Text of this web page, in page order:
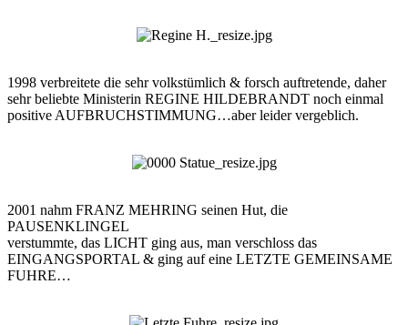
1998 verbreitete die sehr volkstümlich & forsch auftretende, daher
sehr beliebte Ministerin REGINE HILDEBRANDT noch einmal
positive AUFBRUCHSTIMMUNG…aber leider vergeblich.
2001 nahm FRANZ MEHRING seinen Hut, die
PAUSENKLINGEL
verstummte, das LICHT ging aus, man verschloss das
EINGANGSPORTAL & ging auf eine LETZTE GEMEINSAME
FUHRE…